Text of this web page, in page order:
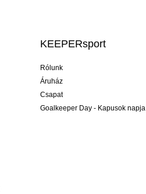
KEEPERsport
Rólunk
Áruház
Csapat
Goalkeeper Day - Kapusok napja